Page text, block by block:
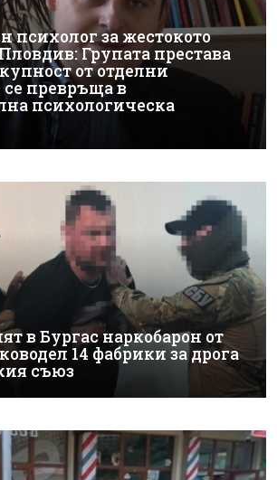
психолог за жестокото
Групата престава
от отделни
превръща в
психологическа
в Бургас наркобарон от
14 фабрики за дрога
съюз